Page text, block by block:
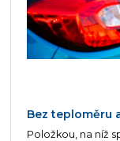
Bez teploměru
Položkou, na níž